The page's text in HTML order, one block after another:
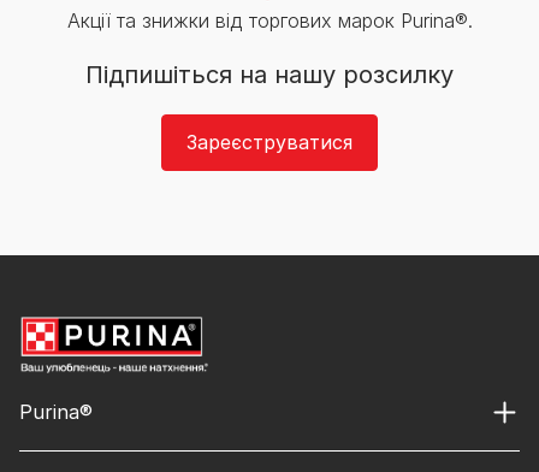
Акції та знижки від торгових марок Purina®.
Підпишіться на нашу розсилку
Зареєструватися
Purina®